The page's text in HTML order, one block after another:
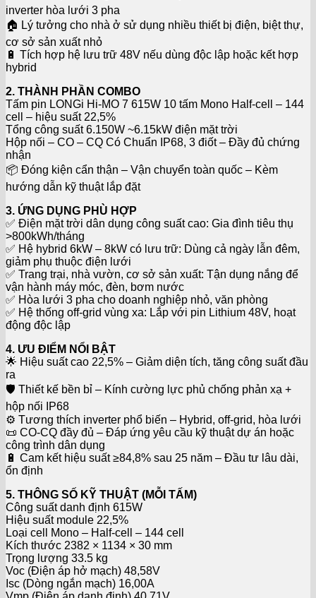
inverter hòa lưới 3 pha
🏠 Lý tưởng cho nhà ở sử dụng nhiều thiết bị điện, biệt thự,
cơ sở sản xuất nhỏ
🔋 Tích hợp hệ lưu trữ 48V nếu dùng độc lập hoặc kết hợp
hybrid
2. THÀNH PHẦN COMBO
Tấm pin LONGi Hi-MO 7 615W 10 tấm Mono Half-cell – 144
cell – hiệu suất 22,5%
Tổng công suất 6.150W ~6.15kW điện mặt trời
Hộp nối – CO – CQ Có Chuẩn IP68, 3 điốt – Đầy đủ chứng
nhận
📦 Đóng kiện cẩn thận – Vận chuyển toàn quốc – Kèm
hướng dẫn kỹ thuật lắp đặt
3. ỨNG DỤNG PHÙ HỢP
✅ Điện mặt trời dân dụng công suất cao: Gia đình tiêu thụ
>800kWh/tháng
✅ Hệ hybrid 6kW – 8kW có lưu trữ: Dùng cả ngày lẫn đêm,
giảm phụ thuộc điện lưới
✅ Trang trại, nhà vườn, cơ sở sản xuất: Tận dụng nắng để
vận hành máy móc, đèn, bơm nước
✅ Hòa lưới 3 pha cho doanh nghiệp nhỏ, văn phòng
✅ Hệ thống off-grid vùng xa: Lắp với pin Lithium 48V, hoạt
động độc lập
4. ƯU ĐIỂM NỔI BẬT
🌟 Hiệu suất cao 22,5% – Giảm diện tích, tăng công suất đầu
ra
🛡️ Thiết kế bền bỉ – Kính cường lực phủ chống phản xạ +
hộp nối IP68
⚙️ Tương thích inverter phổ biến – Hybrid, off-grid, hòa lưới
📜 CO-CQ đầy đủ – Đáp ứng yêu cầu kỹ thuật dự án hoặc
công trình dân dụng
🔋 Cam kết hiệu suất ≥84,8% sau 25 năm – Đầu tư lâu dài,
ổn định
5. THÔNG SỐ KỸ THUẬT (MỖI TẤM)
Công suất danh định 615W
Hiệu suất module 22,5%
Loại cell Mono – Half-cell – 144 cell
Kích thước 2382 × 1134 × 30 mm
Trọng lượng 33.5 kg
Voc (Điện áp hở mạch) 48,58V
Isc (Dòng ngắn mạch) 16,00A